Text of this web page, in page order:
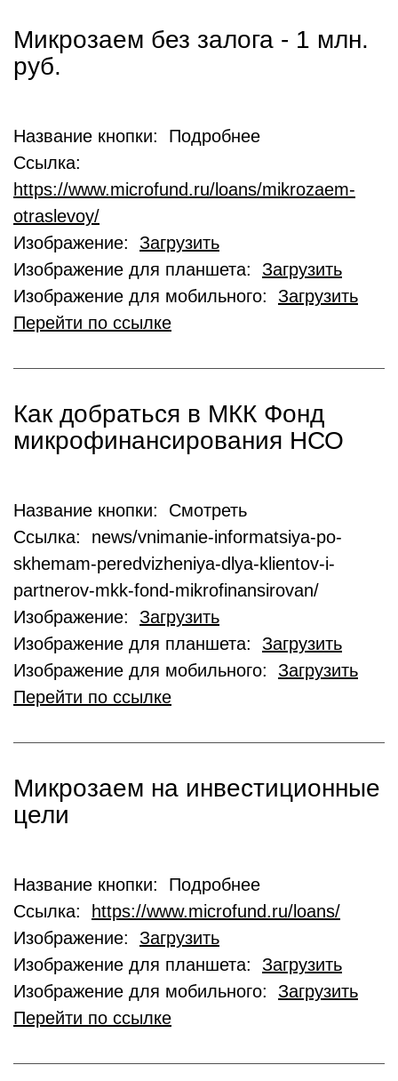
Микрозаем без залога - 1 млн.
руб.
Название кнопки: Подробнее
Ссылка:
https://www.microfund.ru/loans/mikrozaem-
otraslevoy/
Изображение: Загрузить
Изображение для планшета: Загрузить
Изображение для мобильного: Загрузить
Перейти по ссылке
Как добраться в МКК Фонд
микрофинансирования НСО
Название кнопки: Смотреть
Ссылка: news/vnimanie-informatsiya-po-
skhemam-peredvizheniya-dlya-klientov-i-
partnerov-mkk-fond-mikrofinansirovan/
Изображение: Загрузить
Изображение для планшета: Загрузить
Изображение для мобильного: Загрузить
Перейти по ссылке
Микрозаем на инвестиционные
цели
Название кнопки: Подробнее
Ссылка:
https://www.microfund.ru/loans/
Изображение: Загрузить
Изображение для планшета: Загрузить
Изображение для мобильного: Загрузить
Перейти по ссылке